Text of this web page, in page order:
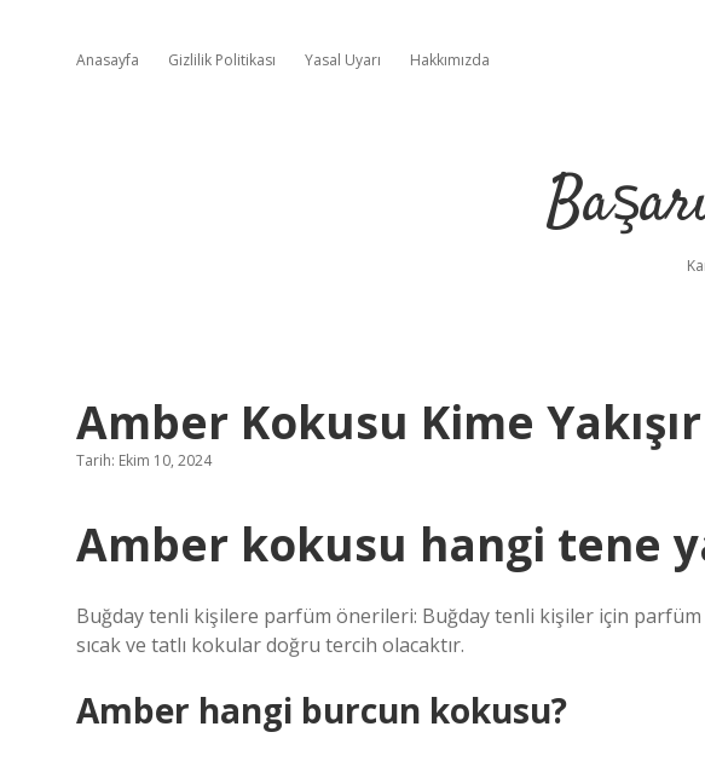
Anasayfa Gizlilik Politikası Yasal Uyarı Hakkımızda
Amber Kokusu Kime Yakışır
Tarih: Ekim 10, 2024
Amber kokusu hangi tene
Buğday tenli kişilere parfüm önerileri: Buğday tenli kişiler için
sıcak ve tatlı kokular doğru tercih olacaktır.
Amber hangi burcun kokusu?